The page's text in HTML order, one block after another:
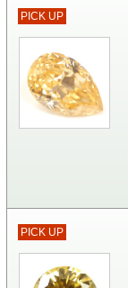
PICK UP
PICK UP